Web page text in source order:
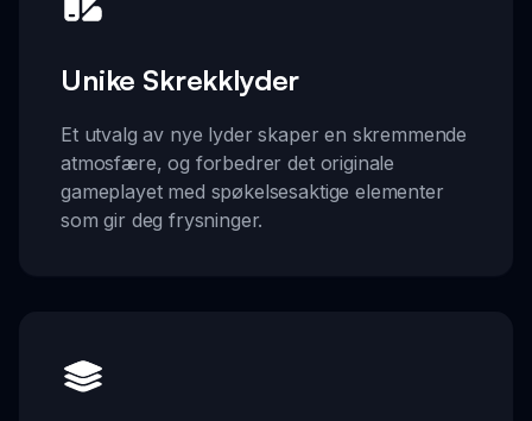
Unike Skrekklyder
Et utvalg av nye lyder skaper en skremmende
atmosfære, og forbedrer det originale
gameplayet med spøkelsesaktige elementer
som gir deg frysninger.